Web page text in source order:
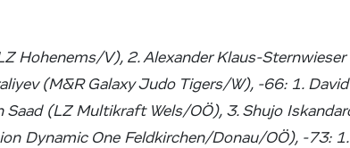
Hohenems/V), 2. Alexander Klaus-Sternwieser
(M&R Galaxy Judo Tigers/W), -66: 1.
Saad (LZ Multikraft Wels/OÖ), 3. Shujo
Dynamic One Feldkirchen/Donau/OÖ), -73: